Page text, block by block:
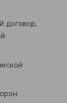
договор,